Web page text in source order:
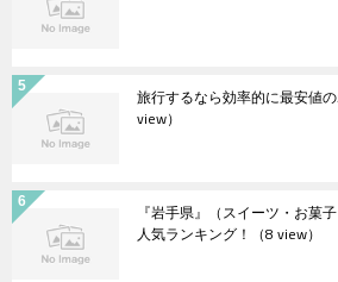
旅行するなら効率的に最安値
view）
『岩手県』（スイーツ・お菓
人気ランキング！ （8 view）